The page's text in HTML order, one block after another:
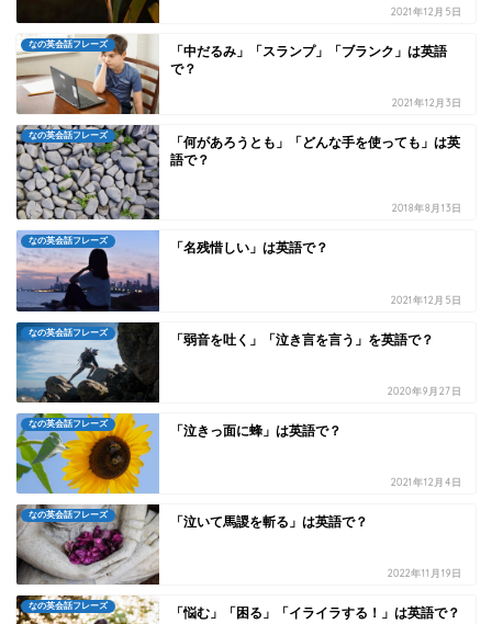
2021年12月5日
なの英会話フレーズ
「中だるみ」「スランプ」「ブランク」は英語
で？
2021年12月3日
なの英会話フレーズ
「何があろうとも」「どんな手を使っても」は英
語で？
2018年8月13日
なの英会話フレーズ 「名残惜しい」は英語で？
2021年12月5日
なの英会話フレーズ 「弱音を吐く」「泣き言を言う」を英語で？
2020年9月27日
なの英会話フレーズ 「泣きっ面に蜂」は英語で？
2021年12月4日
なの英会話フレーズ 「泣いて馬謖を斬る」は英語で？
2022年11月19日
なの英会話フレーズ 「悩む」「困る」「イライラする！」は英語で？